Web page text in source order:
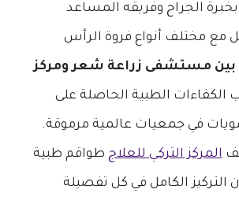
الجراح وفريقه المساعد
مع مختلف أنواع فروة الرأس
بين مستشفى زراعة شعر ومركز
الطبية الحاصلة على
في جمعيات عالمية مرموقة.
المركز التركي للعلاج طواقم طبية
التركيز الكامل في كل تفصيلة